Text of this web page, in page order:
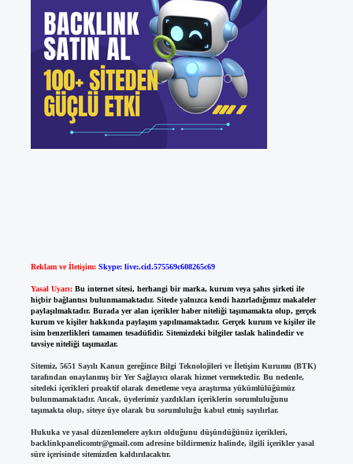
Reklam ve İletişim: Skype: live:.cid.575569c608265c69
Yasal Uyarı: Bu internet sitesi, herhangi bir marka, kurum veya şahıs şirketi ile
hiçbir bağlantısı bulunmamaktadır. Sitede yalnızca kendi hazırladığımız makaleler
paylaşılmaktadır. Burada yer alan içerikler haber niteliği taşımamakta olup, gerçek
kurum ve kişiler hakkında paylaşım yapılmamaktadır. Gerçek kurum ve kişiler ile
isim benzerlikleri tamamen tesadüfidir. Sitemizdeki bilgiler taslak halindedir ve
tavsiye niteliği taşımazlar.
Sitemiz, 5651 Sayılı Kanun gereğince Bilgi Teknolojileri ve İletişim Kurumu (BTK)
tarafından onaylanmış bir Yer Sağlayıcı olarak hizmet vermektedir. Bu nedenle,
sitedeki içerikleri proaktif olarak denetleme veya araştırma yükümlülüğümüz
bulunmamaktadır. Ancak, üyelerimiz yazdıkları içeriklerin sorumluluğunu
taşımakta olup, siteye üye olarak bu sorumluluğu kabul etmiş sayılırlar.
Hukuka ve yasal düzenlemelere aykırı olduğunu düşündüğünüz içerikleri,
backlinkpanelicomtr@gmail.comadresine bildirmeniz halinde, ilgili içerikler yasal
süre içerisinde sitemizden kaldırılacaktır.